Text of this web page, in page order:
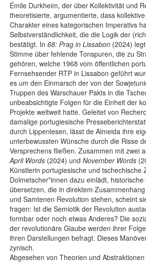
Émile Durkheim, der über Kollektivität und
theoretisierte, argumentierte, dass
Charakter eines kategorischen Imperativs
Selbstverständlichkeit, die die Logik der
bestätigt. In 68: Prag in Lissabon (2024)
Stimme über fehlende Tonspuren, die zu
gehören, welche 1968 vom öffentlichen
Fernsehsender RTP in Lissabon geführt
es um den Einmarsch der von der
Truppen des Warschauer Pakts in die
unbeabsichtigte Folgen für die Einheit der
Projekte weltweit hatte. Geleitet von
damalige portugiesische
durch Lippenlesen, lässt de Almeida ihre
unterbewussten Wünsche durch die Risse
Versprechens fließen. Zusammen mit zwei
April Words (2024) und November Words
Künstlerin portugiesische und tschechische
Dolmetscher*innen dazu einlädt, historische
übersetzen, die in direktem
und Samtenen Revolution stehen, scheint
fragen: Ist die Semiotik der Revolution
formbar oder noch etwas Anderes? Die
der revolutionäre Glaube werden ihrer
ihren Darstellungen befragt. Dieses
zynisch.
Abgesehen von Theorien und